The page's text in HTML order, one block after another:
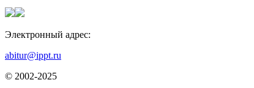
Электронный адрес:
abitur@ippt.ru
© 2002-2025